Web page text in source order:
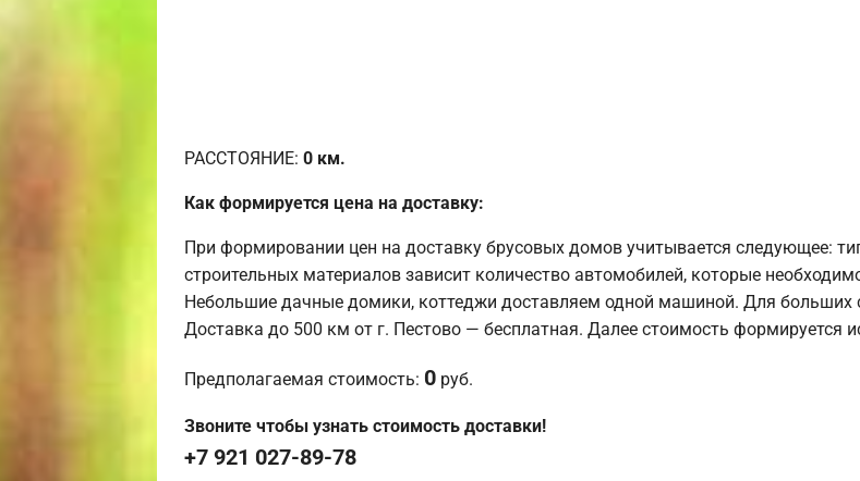
РАССТОЯНИЕ: 0 км.
Как формируется цена на доставку:
При формировании цен на доставку брусовых домов учитывается следующее:
строительных материалов зависит количество автомобилей, которые
Небольшие дачные домики, коттеджи доставляем одной машиной. Для больших
Доставка до 500 км от г. Пестово — бесплатная. Далее стоимость формируется
Предполагаемая стоимость: 0 руб.
Звоните чтобы узнать стоимость доставки!
+7 921 027-89-78